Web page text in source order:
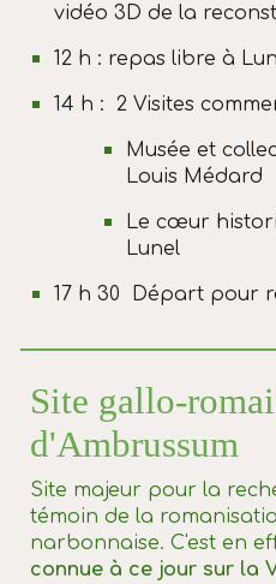
vidéo 3D de la
12 h : repas libre à
14 h : 2 Visites
Musée et
Louis Médard
Le cœur
Lunel
17 h 30 Départ pour
Site gallo-
d'Ambrussum
Site majeur pour la
témoin de la
narbonnaise. C'est en
connue à ce jour sur la